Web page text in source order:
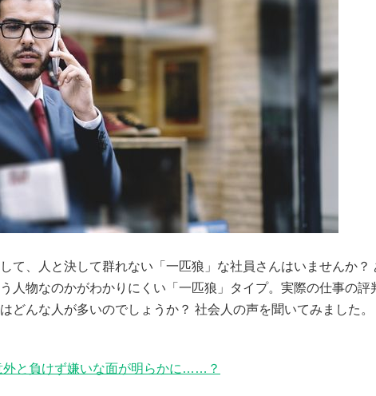
て、人と決して群れない「一匹狼」な社員さんはいませんか？
人物なのかがわかりにくい「一匹狼」タイプ。実際の仕事の評
どんな人が多いのでしょうか？ 社会人の声を聞いてみました。
外と負けず嫌いな面が明らかに……？